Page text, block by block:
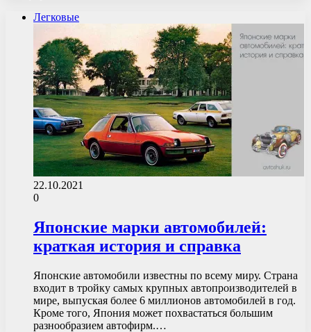
Легковые
22.10.2021
0
Японские марки автомобилей:
краткая история и справка
Японские автомобили известны по всему миру. Страна
входит в тройку самых крупных автопроизводителей в
мире, выпуская более 6 миллионов автомобилей в год.
Кроме того, Япония может похвастаться большим
разнообразием автофирм.…